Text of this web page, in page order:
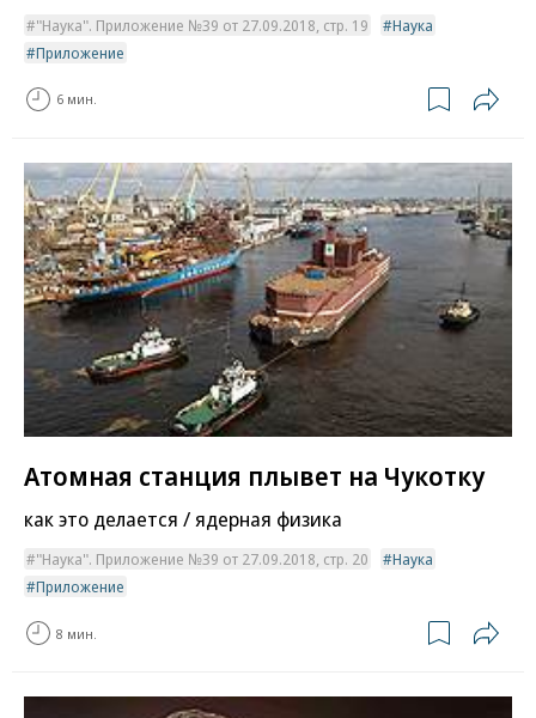
"Наука". Приложение №39 от 27.09.2018, стр. 19
Наука
Приложение
6 мин.
Атомная станция плывет на Чукотку
как это делается / ядерная физика
"Наука". Приложение №39 от 27.09.2018, стр. 20
Наука
Приложение
8 мин.